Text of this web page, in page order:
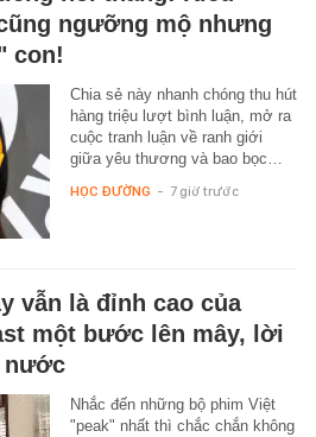
ngưỡng mộ nhưng
con!
Chia sẻ này nhanh chóng thu hút
hàng triệu lượt bình luận, mở ra
cuộc tranh luận về ranh giới
giữa yêu thương và bao bọc…
HỌC ĐƯỜNG - 7 giờ trước
vẫn là đỉnh cao của
một bước lên mây, lời
nước
Nhắc đến những bộ phim Việt
"peak" nhất thì chắc chắn không